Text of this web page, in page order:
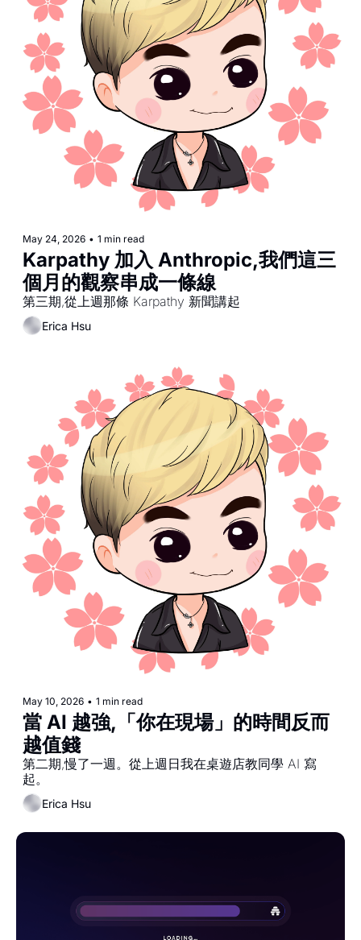
May 24, 2026 • 1 min read
Karpathy 加入 Anthropic,我們這三
個月的觀察串成一條線
第三期,從上週那條 Karpathy 新聞講起
Erica Hsu
May 10, 2026 • 1 min read
當 AI 越強,「你在現場」的時間反而
越值錢
第二期,慢了一週。從上週日我在桌遊店教同學 AI 寫
起。
Erica Hsu